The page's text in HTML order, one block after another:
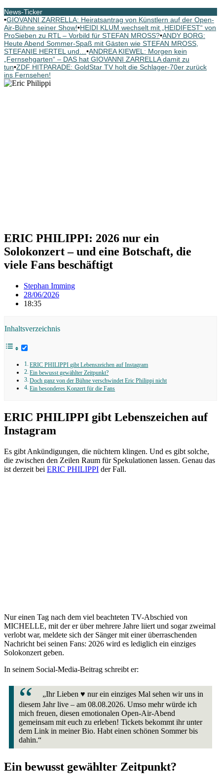
News-Ticker
•GIOVANNI ZARRELLA: Heiratsantrag von Künstlern auf der Open-
Air-Bühne seiner Show!•HEIDI KLUM wechselt mit „HEIDIFEST“ von
ProSieben zu RTL – Vorbild für STEFAN MROSS?•ANDY BORG:
Heute Abend Sommer-Spaß mit Gästen wie STEFAN MROSS,
STEFANIE HERTEL und… •ANDREA KIEWEL: Morgen kein
„Fernsehgarten“ – DAS hat GIOVANNI ZARRELLA damit zu
tun•ZDF HITPARADE: GoldStar TV holt die Schlager-70er zurück
ins Fernsehen!
ERIC PHILIPPI: 2026 nur ein
Solokonzert – und eine Botschaft, die
viele Fans beschäftigt
Stephan Imming
28/06/2026
18:35
Inhaltsverzeichnis
ERIC PHILIPPI gibt Lebenszeichen auf Instagram
Ein bewusst gewählter Zeitpunkt?
Doch ganz von der Bühne verschwindet Eric Philippi nicht
Ein besonderes Konzert für die Fans
ERIC PHILIPPI gibt Lebenszeichen auf
Instagram
Es gibt Ankündigungen, die nüchtern klingen. Und es gibt solche,
die zwischen den Zeilen Raum für Spekulationen lassen. Genau das
ist derzeit bei ERIC PHILIPPI der Fall.
Nur einen Tag nach dem viel beachteten TV-Abschied von
MICHELLE, mit der er über mehrere Jahre liiert und sogar zweimal
verlobt war, meldete sich der Sänger mit einer überraschenden
Nachricht bei seinen Fans: 2026 wird es lediglich ein einziges
Solokonzert geben.
In seinem Social-Media-Beitrag schreibt er:
„Ihr Lieben ♥️ nur ein einziges Mal sehen wir uns in
diesem Jahr live – am 08.08.2026. Umso mehr würde ich
mich freuen, diesen emotionalen Open-Air-Abend
gemeinsam mit euch zu erleben! Tickets bekommt ihr unter
dem Link in meiner Bio. Habt einen schönen Sommer bis
dahin.“
Ein bewusst gewählter Zeitpunkt?